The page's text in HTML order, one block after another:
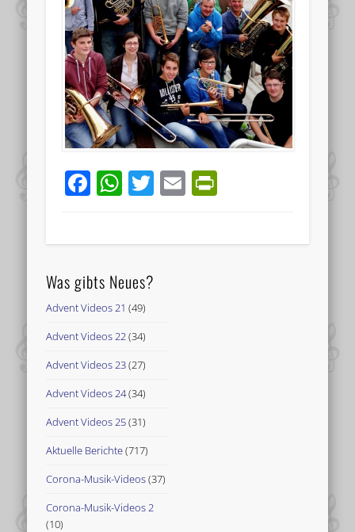
Facebook
WhatsApp
Twitter
Email
Was gibts Neues?
Advent Videos 21 (49)
Advent Videos 22(34)
Advent Videos 23(27)
Advent Videos 24(34)
Advent Videos 25(31)
Aktuelle Berichte(717)
Corona-Musik-Videos(37)
Corona-Musik-Videos 2
(10)